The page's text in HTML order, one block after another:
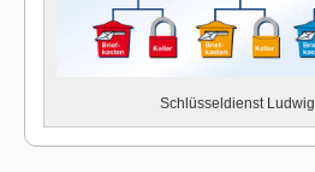
Schlüsseldienst Ludwig